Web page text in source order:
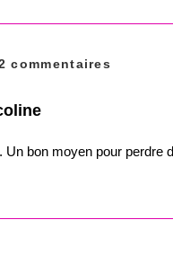
commentaires
Un bon moyen pour perdre